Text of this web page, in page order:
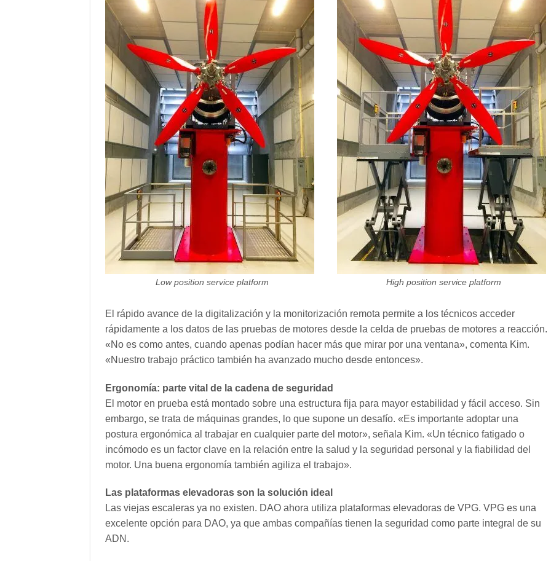
Low position service platform High position service platform
El rápido avance de la digitalización y la monitorización remota permite a los técnicos acceder
rápidamente a los datos de las pruebas de motores desde la celda de pruebas de motores a reacción.
«No es como antes, cuando apenas podían hacer más que mirar por una ventana», comenta Kim.
«Nuestro trabajo práctico también ha avanzado mucho desde entonces».
Ergonomía: parte vital de la cadena de seguridad
El motor en prueba está montado sobre una estructura fija para mayor estabilidad y fácil acceso. Sin
embargo, se trata de máquinas grandes, lo que supone un desafío. «Es importante adoptar una
postura ergonómica al trabajar en cualquier parte del motor», señala Kim. «Un técnico fatigado o
incómodo es un factor clave en la relación entre la salud y la seguridad personal y la fiabilidad del
motor. Una buena ergonomía también agiliza el trabajo».
Las plataformas elevadoras son la solución ideal
Las viejas escaleras ya no existen. DAO ahora utiliza plataformas elevadoras de VPG. VPG es una
excelente opción para DAO, ya que ambas compañías tienen la seguridad como parte integral de su
ADN.